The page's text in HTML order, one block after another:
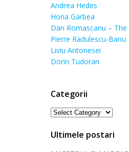
Andrea Hedes
Horia Garbea
Dan Romascanu –
Pierre Radulescu-Banu
Liviu Antonesei
Dorin Tudoran
Categorii
Categorii
Ultimele postari